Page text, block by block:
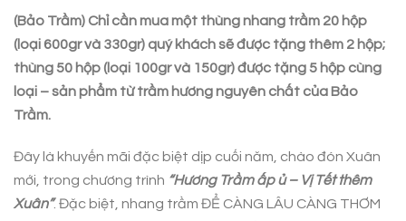
(Bảo Trầm) Chỉ cần mua một thùng nhang trầm 20 hộp
(loại 600gr và 330gr) quý khách sẽ được tặng thêm 2 hộp;
thùng 50 hộp (loại 100gr và 150gr) được tặng 5 hộp cùng
loại – sản phẩm từ trầm hương nguyên chất của Bảo
Trầm.
Đây là khuyến mãi đặc biệt dịp cuối năm, chào đón Xuân
mới, trong chương trình “Hương Trầm ấp ủ – Vị Tết thêm
Xuân”. Đặc biệt, nhang trầm ĐỂ CÀNG LÂU CÀNG THƠM